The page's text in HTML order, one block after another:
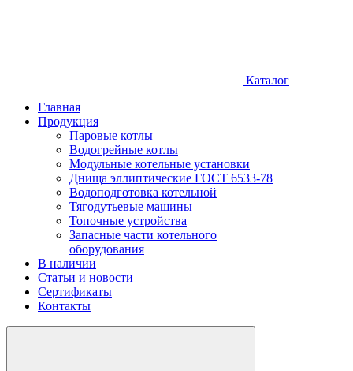
Каталог
Главная
Продукция
Паровые котлы
Водогрейные котлы
Модульные котельные установки
Днища эллиптические ГОСТ 6533-78
Водоподготовка котельной
Тягодутьевые машины
Топочные устройства
Запасные части котельного
оборудования
В наличии
Статьи и новости
Сертификаты
Контакты